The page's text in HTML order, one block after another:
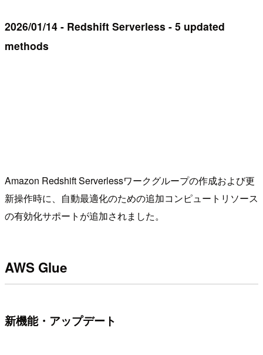
2026/01/14 - Redshift Serverless - 5 updated
methods
Amazon Redshift Serverlessワークグループの作成および更
新操作時に、自動最適化のための追加コンピュートリソース
の有効化サポートが追加されました。
AWS Glue
新機能・アップデート